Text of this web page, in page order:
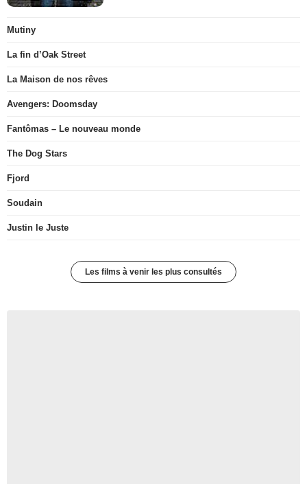
Mutiny
La fin d’Oak Street
La Maison de nos rêves
Avengers: Doomsday
Fantômas – Le nouveau monde
The Dog Stars
Fjord
Soudain
Justin le Juste
Les films à venir les plus consultés